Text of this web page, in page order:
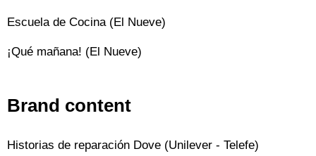
Escuela de Cocina (El Nueve)
¡Qué mañana! (El Nueve)
Brand content
Historias de reparación Dove (Unilever - Telefe)